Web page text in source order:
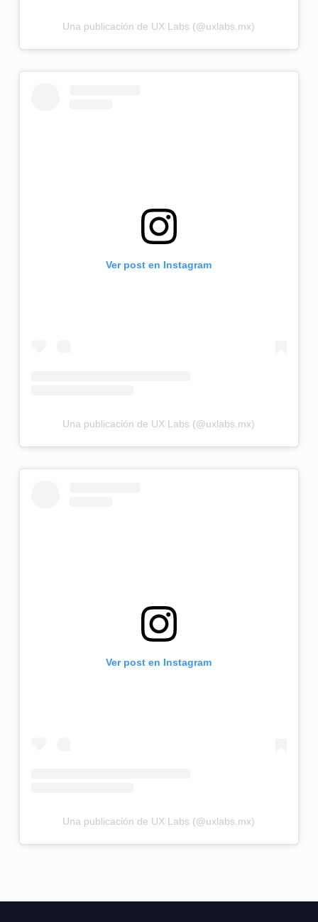
Una publicación de UX Labs (@uxlabs.mx)
Ver post en Instagram
Una publicación de UX Labs (@uxlabs.mx)
Ver post en Instagram
Una publicación de UX Labs (@uxlabs.mx)